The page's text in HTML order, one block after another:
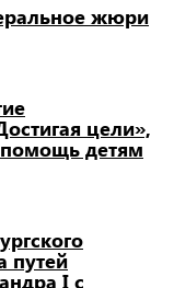
жюри
цели»,
детям
путей
I с